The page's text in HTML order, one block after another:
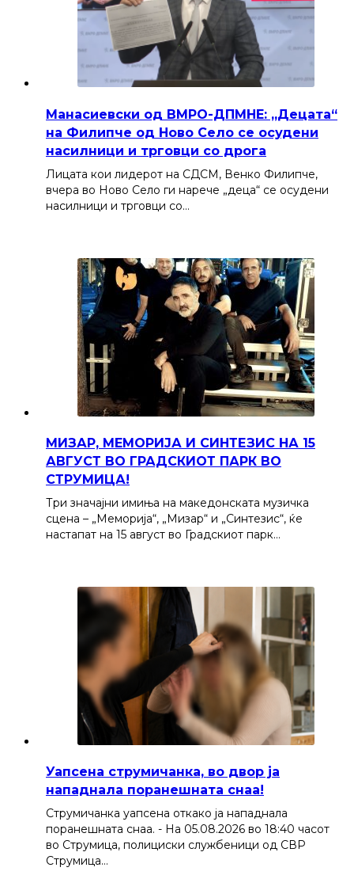
Манасиевски од ВМРО-ДПМНЕ: „Децата“
на Филипче од Ново Село се осудени
насилници и трговци со дрога
Лицата кои лидерот на СДСМ, Венко Филипче,
вчера во Ново Село ги нарече „деца“ се осудени
насилници и трговци со…
МИЗАР, МЕМОРИЈА И СИНТЕЗИС НА 15
АВГУСТ ВО ГРАДСКИОТ ПАРК ВО
СТРУМИЦА!
Три значајни имиња на македонската музичка
сцена – „Меморија“, „Мизар“ и „Синтезис“, ќе
настапат на 15 август во Градскиот парк…
Уапсена струмичанка, во двор ја
нападнала поранешната снаа!
Струмичанка уапсена откако ја нападнала
поранешната снаа. - На 05.08.2026 во 18:40 часот
во Струмица, полициски службеници од СВР
Струмица…